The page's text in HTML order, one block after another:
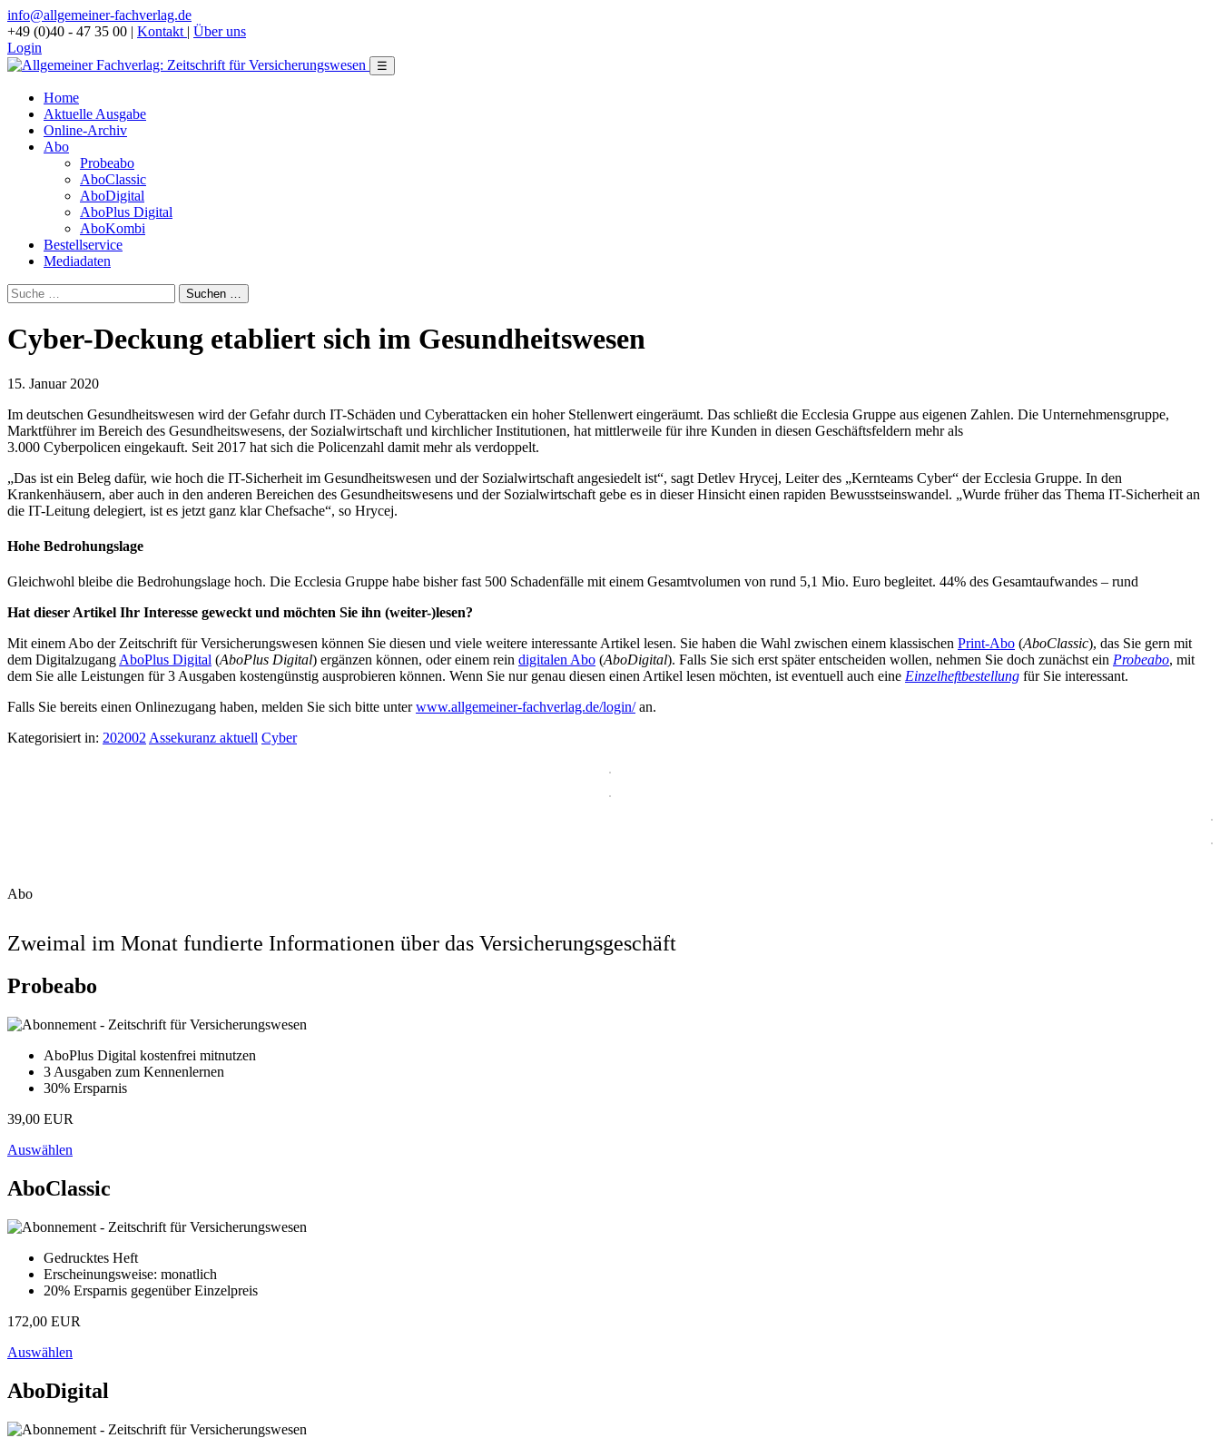
info@allgemeiner-fachverlag.de
+49 (0)40 - 47 35 00 | Kontakt | Über uns
Login
☰
Home
Aktuelle Ausgabe
Online-Archiv
Abo
Probeabo
AboClassic
AboDigital
AboPlus Digital
AboKombi
Bestellservice
Mediadaten
Cyber-Deckung etabliert sich im Gesundheitswesen
15. Januar 2020
Im deutschen Gesundheitswesen wird der Gefahr durch IT-Schäden und Cyberattacken ein hoher Stellenwert eingeräumt. Das schließt die Ecclesia Gruppe aus eigenen Zahlen. Die Unternehmensgruppe,
Marktführer im Bereich des Gesundheitswesens, der Sozialwirtschaft und kirchlicher Institutionen, hat mittlerweile für ihre Kunden in diesen Geschäftsfeldern mehr als
3.000 Cyberpolicen eingekauft. Seit 2017 hat sich die Policenzahl damit mehr als verdoppelt.
„Das ist ein Beleg dafür, wie hoch die IT-Sicherheit im Gesundheitswesen und der Sozialwirtschaft angesiedelt ist“, sagt Detlev Hrycej, Leiter des „Kernteams Cyber“ der Ecclesia Gruppe. In den
Krankenhäusern, aber auch in den anderen Bereichen des Gesundheitswesens und der Sozialwirtschaft gebe es in dieser Hinsicht einen rapiden Bewusstseinswandel. „Wurde früher das Thema IT-Sicherheit an
die IT-Leitung delegiert, ist es jetzt ganz klar Chefsache“, so Hrycej.
Hohe Bedrohungslage
Gleichwohl bleibe die Bedrohungslage hoch. Die Ecclesia Gruppe habe bisher fast 500 Schadenfälle mit einem Gesamtvolumen von rund 5,1 Mio. Euro begleitet. 44% des Gesamtaufwandes – rund
Hat dieser Artikel Ihr Interesse geweckt und möchten Sie ihn (weiter-)lesen?
Mit einem Abo der Zeitschrift für Versicherungswesen können Sie diesen und viele weitere interessante Artikel lesen. Sie haben die Wahl zwischen einem klassischen Print-Abo (AboClassic), das Sie gern mit
dem DigitalzugangAboPlus Digital (AboPlus Digital) ergänzen können, oder einem rein digitalen Abo (AboDigital). Falls Sie sich erst später entscheiden wollen, nehmen Sie doch zunächst ein Probeabo, mit
dem Sie alle Leistungen für 3 Ausgaben kostengünstig ausprobieren können. Wenn Sie nur genau diesen einen Artikel lesen möchten, ist eventuell auch eine Einzelheftbestellung für Sie interessant.
Falls Sie bereits einen Onlinezugang haben, melden Sie sich bitte unterwww.allgemeiner-fachverlag.de/login/an.
Kategorisiert in: 202002Assekuranz aktuell Cyber
Abo
Zweimal im Monat fundierte Informationen über das Versicherungsgeschäft
Probeabo
AboPlus Digital kostenfrei mitnutzen
3 Ausgaben zum Kennenlernen
30% Ersparnis
39,00 EUR
Auswählen
AboClassic
Gedrucktes Heft
Erscheinungsweise: monatlich
20% Ersparnis gegenüber Einzelpreis
172,00 EUR
Auswählen
AboDigital